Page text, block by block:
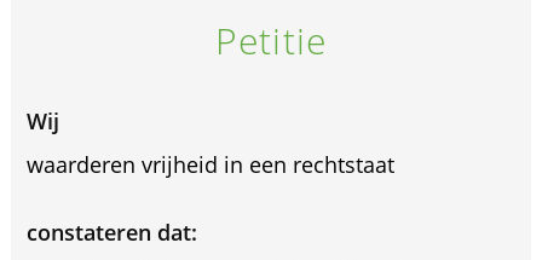
Petitie
Wij
waarderen vrijheid in een rechtstaat
constateren dat: